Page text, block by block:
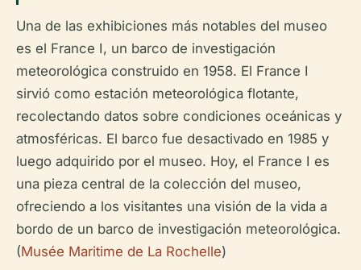
Una de las exhibiciones más notables del museo
es el France I, un barco de investigación
meteorológica construido en 1958. El France I
sirvió como estación meteorológica flotante,
recolectando datos sobre condiciones oceánicas y
atmosféricas. El barco fue desactivado en 1985 y
luego adquirido por el museo. Hoy, el France I es
una pieza central de la colección del museo,
ofreciendo a los visitantes una visión de la vida a
bordo de un barco de investigación meteorológica.
(Musée Maritime de La Rochelle)